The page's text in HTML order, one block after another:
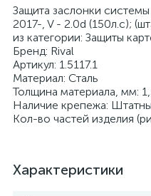
Защита заслонки
2017-, V - 2.0d (150л.с);
из категории: Защиты
Бренд: Rival
Артикул: 1.5117.1
Материал: Сталь
Толщина материала, мм:
Наличие крепежа:
Кол-во частей изделия
Характеристики